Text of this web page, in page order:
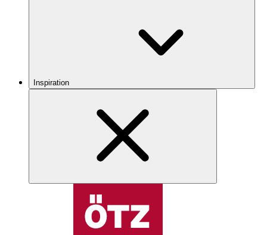
Inspiration